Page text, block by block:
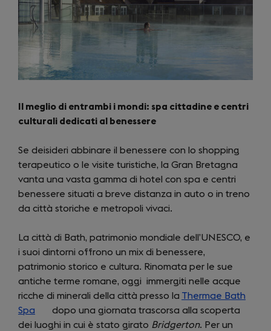
Il meglio di entrambi i mondi: spa cittadine e centri
culturali dedicati al benessere
Se deisideri abbinare il benessere con lo shopping
terapeutico o le visite turistiche, la Gran Bretagna
vanta una vasta gamma di hotel con spa e centri
benessere situati a breve distanza in auto o in treno
da città storiche e metropoli vivaci.
La città di Bath, patrimonio mondiale dell’UNESCO, e
i suoi dintorni offrono un mix di benessere,
patrimonio storico e cultura. Rinomata per le sue
antiche terme romane, oggi immergiti nelle acque
ricche di minerali della città presso la Thermae Bath
Spa (opens
in
dopo una giornata trascorsa alla scoperta
dei luoghi in cui è stato girato Bridgerton. Per un